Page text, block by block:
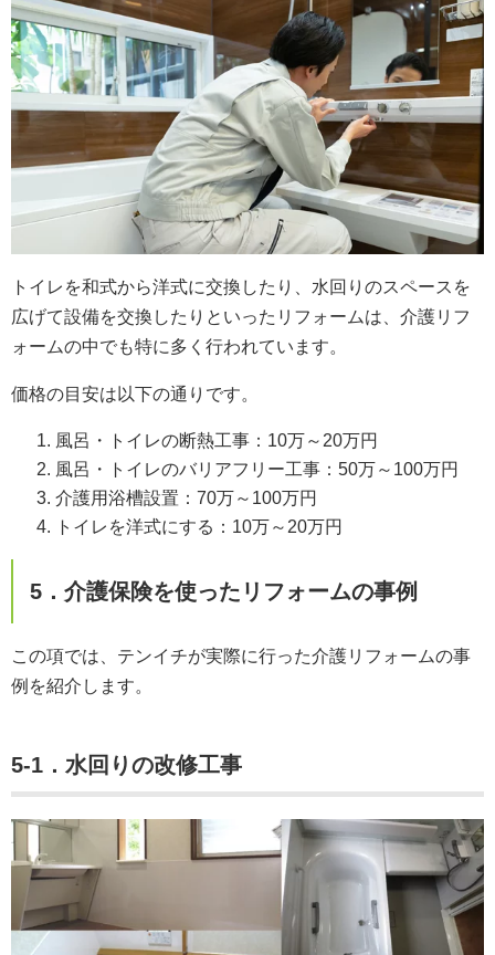
トイレを和式から洋式に交換したり、水回りのスペースを
広げて設備を交換したりといったリフォームは、介護リフ
ォームの中でも特に多く行われています。
価格の目安は以下の通りです。
風呂・トイレの断熱工事：10万～20万円
風呂・トイレのバリアフリー工事：50万～100万円
介護用浴槽設置：70万～100万円
トイレを洋式にする：10万～20万円
5．介護保険を使ったリフォームの事例
この項では、テンイチが実際に行った介護リフォームの事
例を紹介します。
5-1．水回りの改修工事